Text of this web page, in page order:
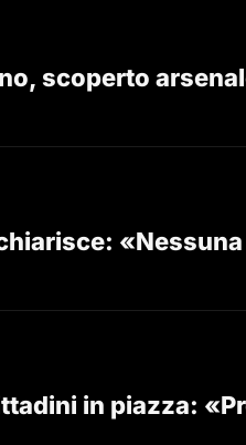
scoperto
in piazza: